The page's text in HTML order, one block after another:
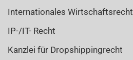
Internationales Wirtschaftsrecht
IP-/IT- Recht
Kanzlei für Dropshippingrecht